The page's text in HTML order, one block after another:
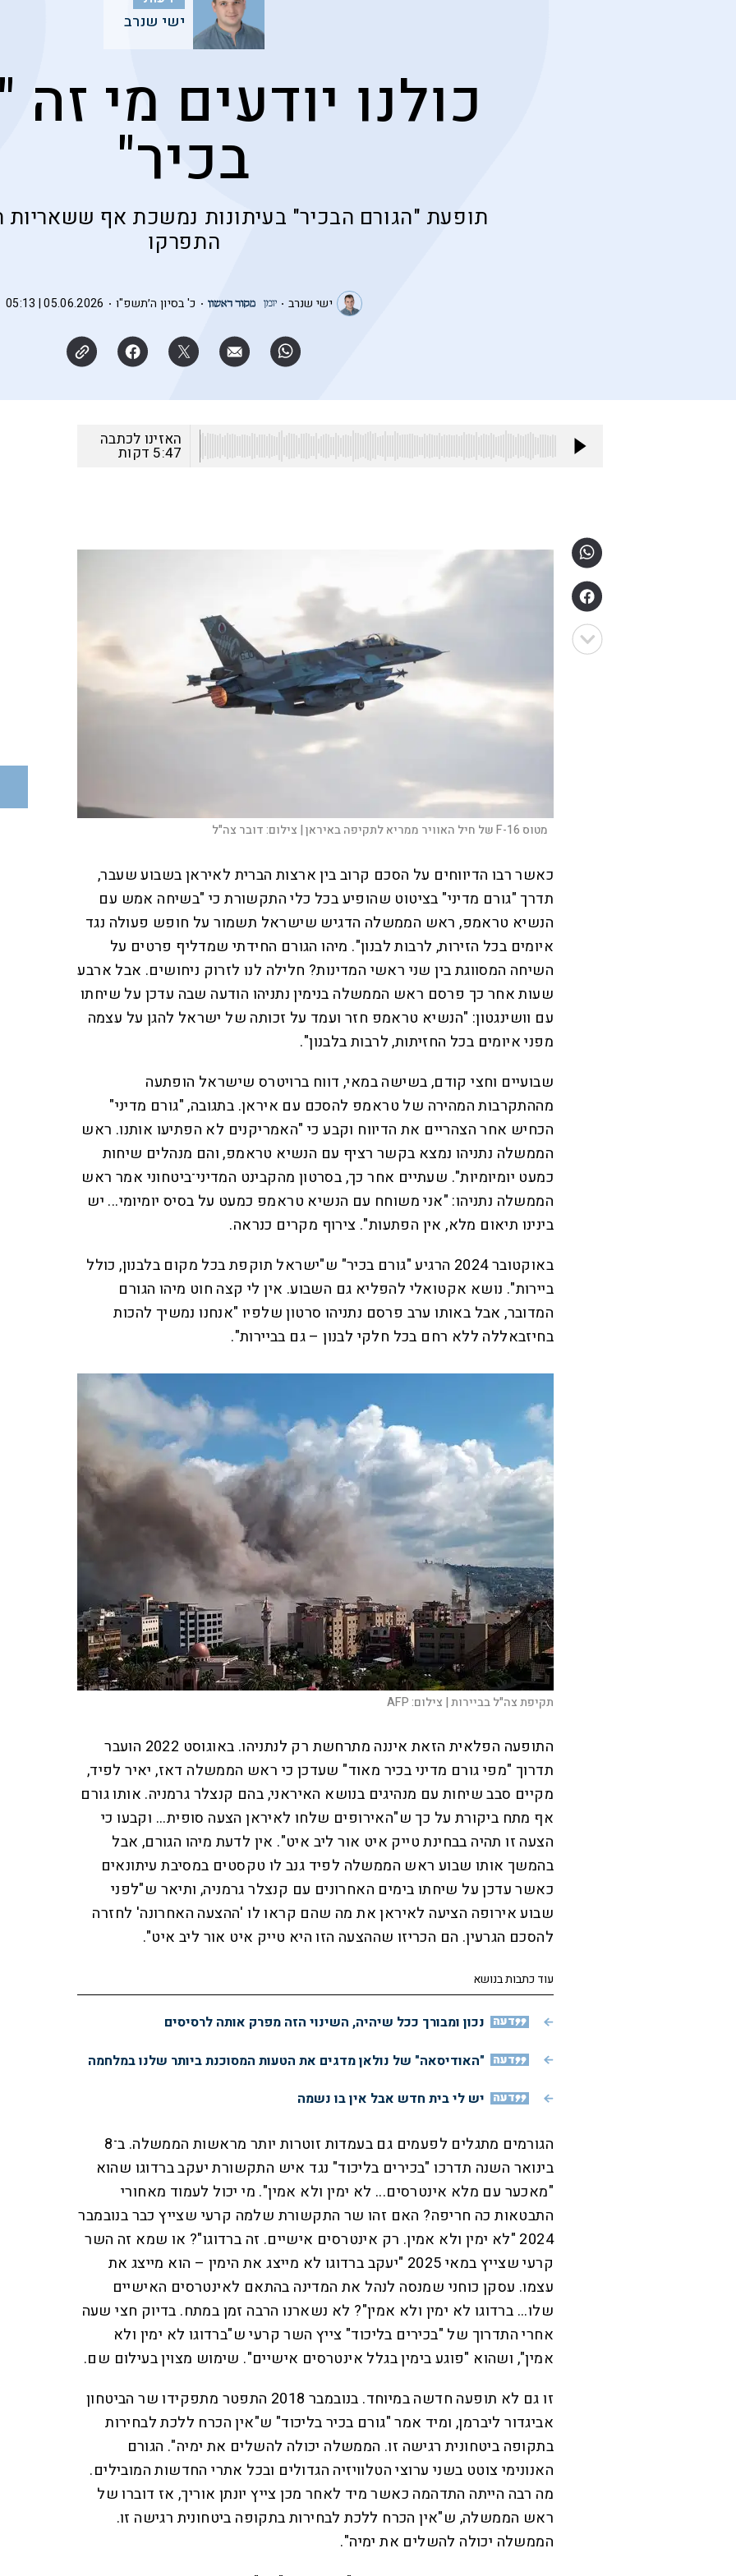
ישי שנרב
כולנו יודעים מי זה
בכיר"
תופעת "הגורם הבכיר" בעיתונות נמשכת אף ששאריות
התפרקו
ישי שנרב כ' בסיון ה׳תשפ"ו 05.06.2026 | 05:13
האזינו לכתבה
5:47 דקות
מטוס F-16 של חיל האוויר ממריא לתקיפה באיראן | צילום:דובר צה"ל
כאשר רבו הדיווחים על הסכם קרוב בין ארצות הברית לאיראן בשבוע שעבר,
תדרך "גורם מדיני" בציטוט שהופיע בכל כלי התקשורת כי "בשיחה אמש עם
הנשיא טראמפ, ראש הממשלה הדגיש שישראל תשמור על חופש פעולה נגד
איומים בכל הזירות, לרבות לבנון". מיהו הגורם החידתי שמדליף פרטים על
השיחה המסווגת בין שני ראשי המדינות? חלילה לנו לזרוק ניחושים. אבל ארבע
שעות אחר כך פרסם ראש הממשלה בנימין נתניהו הודעה שבה עדכן על שיחתו
עם וושינגטון: "הנשיא טראמפ חזר ועמד על זכותה של ישראל להגן על עצמה
מפני איומים בכל החזיתות, לרבות בלבנון".
שבועיים וחצי קודם, בשישה במאי, דווח ברויטרס שישראל הופתעה
מההתקרבות המהירה של טראמפ להסכם עם איראן. בתגובה, "גורם מדיני"
הכחיש אחר הצהריים את הדיווח וקבע כי "האמריקנים לא הפתיעו אותנו. ראש
הממשלה נתניהו נמצא בקשר רציף עם הנשיא טראמפ, והם מנהלים שיחות
כמעט יומיומיות". שעתיים אחר כך, בסרטון מהקבינט המדיני־ביטחוני אמר ראש
הממשלה נתניהו: "אני משוחח עם הנשיא טראמפ כמעט על בסיס יומיומי... יש
בינינו תיאום מלא, אין הפתעות". צירוף מקרים כנראה.
באוקטובר 2024 הרגיע "גורם בכיר" ש"ישראל תוקפת בכל מקום בלבנון, כולל
ביירות". נושא אקטואלי להפליא גם השבוע. אין לי קצה חוט מיהו הגורם
המדובר, אבל באותו ערב פרסם נתניהו סרטון שלפיו "אנחנו נמשיך להכות
בחיזבאללה ללא רחם בכל חלקי לבנון – גם בביירות".
תקיפת צה"ל בביירות | צילום:AFP
התופעה הפלאית הזאת איננה מתרחשת רק לנתניהו. באוגוסט 2022 הועבר
תדרוך "מפי גורם מדיני בכיר מאוד" שעדכן כי ראש הממשלה דאז, יאיר לפיד,
מקיים סבב שיחות עם מנהיגים בנושא האיראני, בהם קנצלר גרמניה. אותו גורם
אף מתח ביקורת על כך ש"האירופים שלחו לאיראן הצעה סופית... וקבעו כי
הצעה זו תהיה בבחינת טייק איט אור ליב איט". אין לדעת מיהו הגורם, אבל
בהמשך אותו שבוע ראש הממשלה לפיד גנב לו טקסטים במסיבת עיתונאים
כאשר עדכן על שיחתו בימים האחרונים עם קנצלר גרמניה, ותיאר ש"לפני
שבוע אירופה הציעה לאיראן את מה שהם קראו לו 'ההצעה האחרונה' לחזרה
להסכם הגרעין. הם הכריזו שההצעה הזו היא טייק איט אור ליב איט".
עוד כתבות בנושא
דעה נכון ומבורך ככל שיהיה, השינוי הזה מפרק אותה לרסיסים
דעה "האודיסאה" של נולאן מדגים את הטעות המסוכנת ביותר שלנו במלחמה
דעה יש לי בית חדש אבל אין בו נשמה
הגורמים מתגלים לפעמים גם בעמדות זוטרות יותר מראשות הממשלה. ב־8
בינואר השנה תדרכו "בכירים בליכוד" נגד איש התקשורת יעקב ברדוגו שהוא
"מאכער עם מלא אינטרסים... לא ימין ולא אמין". מי יכול לעמוד מאחורי
התבטאות כה חריפה? האם זהו שר התקשורת שלמה קרעי שצייץ כבר בנובמבר
2024 "לא ימין ולא אמין. רק אינטרסים אישיים. זה ברדוגו"? או שמא זה השר
קרעי שצייץ במאי 2025 "יעקב ברדוגו לא מייצג את הימין – הוא מייצג את
עצמו. עסקן כוחני שמנסה לנהל את המדינה בהתאם לאינטרסים האישיים
שלו... ברדוגו לא ימין ולא אמין"? לא נשארנו הרבה זמן במתח. בדיוק חצי שעה
אחרי התדרוך של "בכירים בליכוד" צייץ השר קרעי ש"ברדוגו לא ימין ולא
אמין", ושהוא "פוגע בימין בגלל אינטרסים אישיים". שימוש מצוין בעילום שם.
זו גם לא תופעה חדשה במיוחד. בנובמבר 2018 התפטר מתפקידו שר הביטחון
אביגדור ליברמן, ומיד אמר "גורם בכיר בליכוד" ש"אין הכרח ללכת לבחירות
בתקופה ביטחונית רגישה זו. הממשלה יכולה להשלים את ימיה". הגורם
האנונימי צוטט בשני ערוצי הטלוויזיה הגדולים ובכל אתרי החדשות המובילים.
מה רבה הייתה התדהמה כאשר מיד לאחר מכן צייץ יונתן אוריך, אז דוברו של
ראש הממשלה, ש"אין הכרח ללכת לבחירות בתקופה ביטחונית רגישה זו.
הממשלה יכולה להשלים את ימיה".